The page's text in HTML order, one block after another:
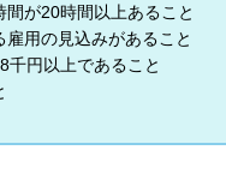
間が20時間以上あること
雇用の見込みがあること
千円以上であること